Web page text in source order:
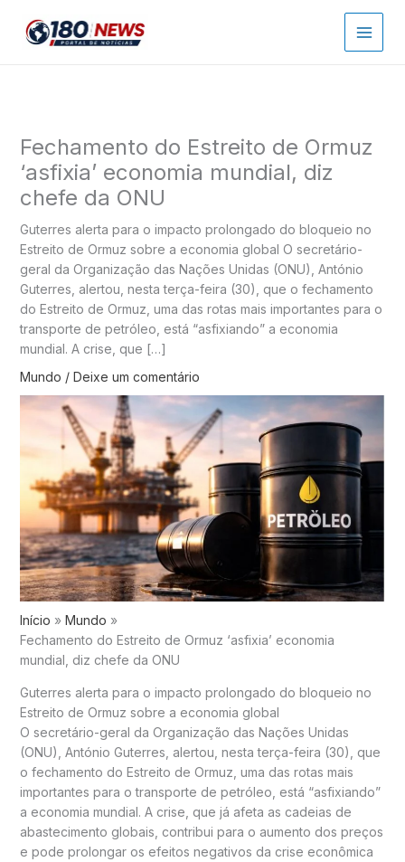
para
Fechamento do Estreito de Ormuz
‘asfixia’ economia mundial, diz
chefe da ONU
Guterres alerta para o impacto prolongado do bloqueio no
Estreito de Ormuz sobre a economia global O secretário-
geral da Organização das Nações Unidas (ONU), António
Guterres, alertou, nesta terça-feira (30), que o fechamento
do Estreito de Ormuz, uma das rotas mais importantes para o
transporte de petróleo, está “asfixiando” a economia
mundial. A crise, que […]
Mundo / Deixe um comentário
Início
Mundo
Fechamento do Estreito de Ormuz ‘asfixia’ economia
mundial, diz chefe da ONU
Guterres alerta para o impacto prolongado do bloqueio no
Estreito de Ormuz sobre a economia global
O secretário-geral da Organização das Nações Unidas
(ONU), António Guterres, alertou, nesta terça-feira (30), que
o fechamento do Estreito de Ormuz, uma das rotas mais
importantes para o transporte de petróleo, está “asfixiando”
a economia mundial. A crise, que já afeta as cadeias de
abastecimento globais, contribui para o aumento dos preços
e pode prolongar os efeitos negativos da crise econômica